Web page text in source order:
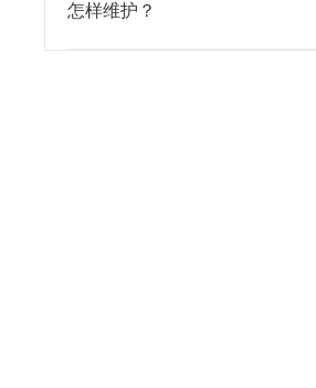
怎样维护？